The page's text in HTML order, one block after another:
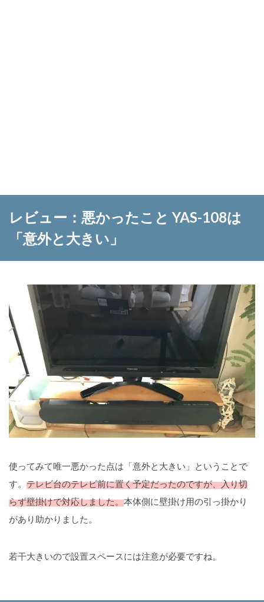
レビュー：悪かったこと YAS-108は
「意外と大きい」
使ってみて唯一悪かった点は「意外と大きい」ということで
す。 テレビ台のテレビ前に置く予定だったのですが、入り切
らず壁掛けで対応しました。本体側に壁掛け用の引っ掛かり
があり助かりました。
若干大きいので設置スペースには注意が必要ですね。